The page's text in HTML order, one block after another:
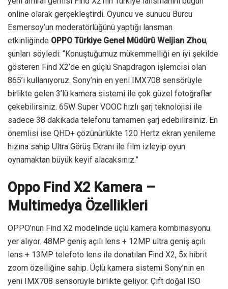
online olarak gerçekleştirdi. Oyuncu ve sunucu Burcu
Esmersoy’un moderatörlüğünü yaptığı lansman
etkinliğinde OPPO Türkiye Genel Müdürü Weijian Zhou,
şunları söyledi: “Konuştuğumuz mükemmelliği en iyi şekilde
gösteren Find X2’de en güçlü Snapdragon işlemcisi olan
865’i kullanıyoruz. Sony’nin en yeni IMX708 sensörüyle
birlikte gelen 3’lü kamera sistemi ile çok güzel fotoğraflar
çekebilirsiniz. 65W Super VOOC hızlı şarj teknolojisi ile
sadece 38 dakikada telefonu tamamen şarj edebilirsiniz. En
önemlisi ise QHD+ çözünürlükte 120 Hertz ekran yenileme
hızına sahip Ultra Görüş Ekranı ile film izleyip oyun
oynamaktan büyük keyif alacaksınız.”
Oppo Find X2 Kamera –
Multimedya Özellikleri
OPPO’nun Find X2 modelinde üçlü kamera kombinasyonu
yer alıyor. 48MP geniş açılı lens + 12MP ultra geniş açılı
lens + 13MP telefoto lens ile donatılan Find X2, 5x hibrit
zoom özelliğine sahip. Üçlü kamera sistemi Sony’nin en
yeni IMX708 sensörüyle birlikte geliyor. Çift doğal ISO